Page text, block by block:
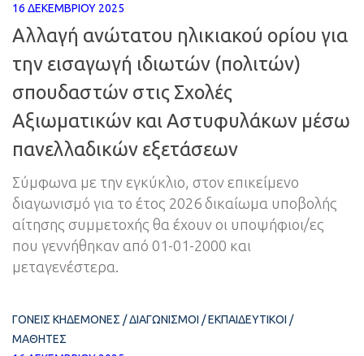
16 ΔΕΚΕΜΒΡΊΟΥ 2025
Αλλαγή ανώτατου ηλικιακού ορίου για
την εισαγωγή ιδιωτών (πολιτών)
σπουδαστών στις Σχολές
Αξιωματικών και Αστυφυλάκων μέσω
πανελλαδικών εξετάσεων
Σύμφωνα με την εγκύκλιο, στον επικείμενο
διαγωνισμό για το έτος 2026 δικαίωμα υποβολής
αίτησης συμμετοχής θα έχουν οι υποψήφιοι/ες
που γεννήθηκαν από 01-01-2000 και
μεταγενέστερα.
ΓΟΝΕΊΣ ΚΗΔΕΜΌΝΕΣ /ΔΙΑΓΩΝΙΣΜΟΊ /ΕΚΠΑΙΔΕΥΤΙΚΟΊ /
ΜΑΘΗΤΈΣ